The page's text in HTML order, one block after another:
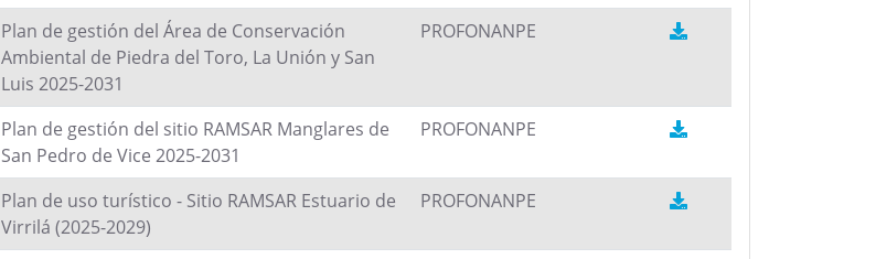
Plan de gestión del Área de Conservación
Ambiental de Piedra del Toro, La Unión y San
Luis 2025-2031
PROFONANPE
Plan de gestión del sitio RAMSAR Manglares de
San Pedro de Vice 2025-2031
PROFONANPE
Plan de uso turístico - Sitio RAMSAR Estuario de
Virrilá (2025-2029)
PROFONANPE